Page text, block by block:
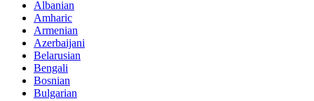
Albanian
Amharic
Armenian
Azerbaijani
Belarusian
Bengali
Bosnian
Bulgarian